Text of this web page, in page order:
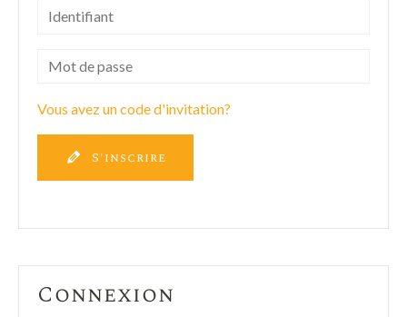
Vous avez un code d'invitation?
S'inscrire
Connexion